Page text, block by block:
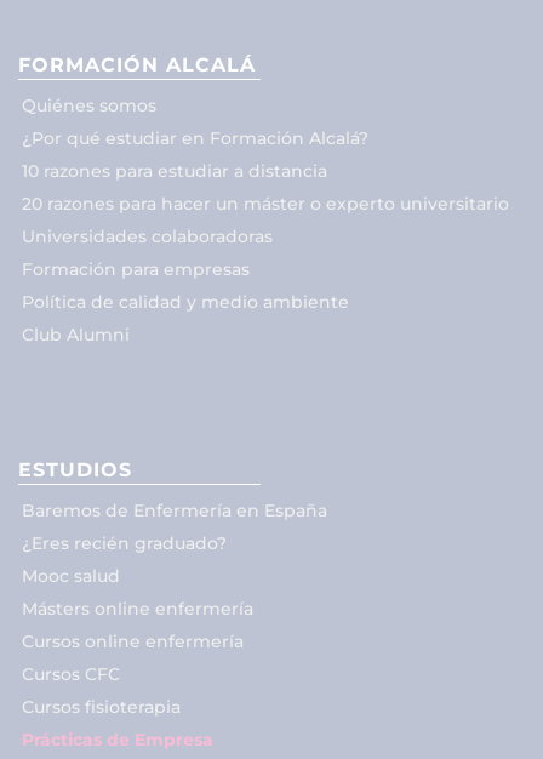
FORMACIÓN ALCALÁ
Quiénes somos
¿Por qué estudiar en Formación Alcalá?
10 razones para estudiar a distancia
20 razones para hacer un máster o experto universitario
Universidades colaboradoras
Formación para empresas
Política de calidad y medio ambiente
Club Alumni
ESTUDIOS
Baremos de Enfermería en España
¿Eres recién graduado?
Mooc salud
Másters online enfermería
Cursos online enfermería
Cursos CFC
Cursos fisioterapia
Prácticas de Empresa